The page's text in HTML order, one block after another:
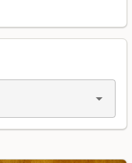
arrow_drop_down